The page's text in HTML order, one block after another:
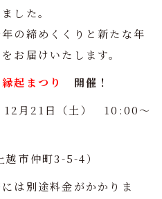
した。
の締めくくりと新たな年
お届けいたします。
起まつり
開催！
12月21日（土） 10:00～
市仲町3-5-4）
は別途料金がかかりま